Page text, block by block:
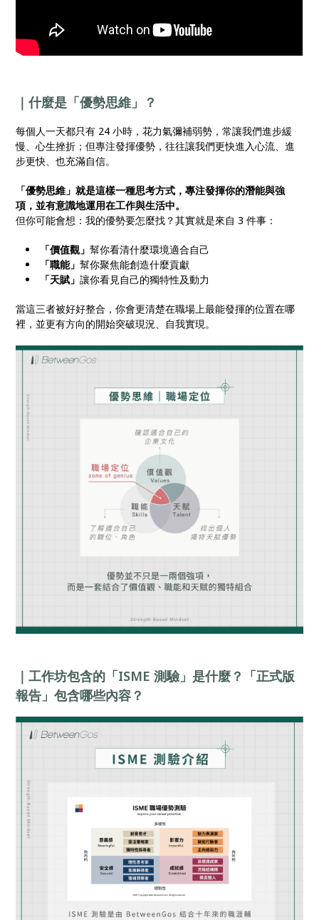
｜什麼是「優勢思維」？
每個人一天都只有 24 小時，花力氣彌補弱勢，常讓我們進步緩
慢、心生挫折；但專注發揮優勢，往往讓我們更快進入心流、進
步更快、也充滿自信。
「優勢思維」就是這樣一種思考方式，專注發揮你的潛能與強
項，並有意識地運用在工作與生活中。
但你可能會想：我的優勢要怎麼找？其實就是來自 3 件事：
「價值觀」幫你看清什麼環境適合自己
「職能」幫你聚焦能創造什麼貢獻
「天賦」讓你看見自己的獨特性及動力
當這三者被好好整合，你會更清楚在職場上最能發揮的位置在哪
裡，並更有方向的開始突破現況、自我實現。
｜工作坊包含的「ISME 測驗」是什麼？「正式版
報告」包含哪些內容？